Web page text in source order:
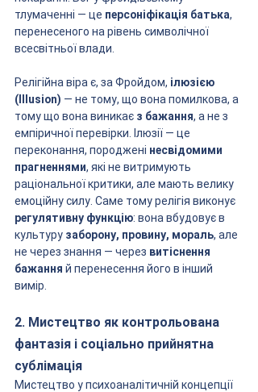
тлумаченні — це персоніфікація батька,
перенесеного на рівень символічної
всесвітньої влади.
Релігійна віра є, за Фройдом, ілюзією
(Illusion) — не тому, що вона помилкова, а
тому що вона виникає з бажання, а не з
емпіричної перевірки. Ілюзії — це
переконання, породжені несвідомими
прагненнями, які не витримують
раціональної критики, але мають велику
емоційну силу. Саме тому релігія виконує
регулятивну функцію: вона вбудовує в
культуру заборону, провину, мораль, але
не через знання — через витіснення
бажання й перенесення його в інший
вимір.
2. Мистецтво як контрольована
фантазія і соціально прийнятна
сублімація
Мистецтво у психоаналітичній концепції